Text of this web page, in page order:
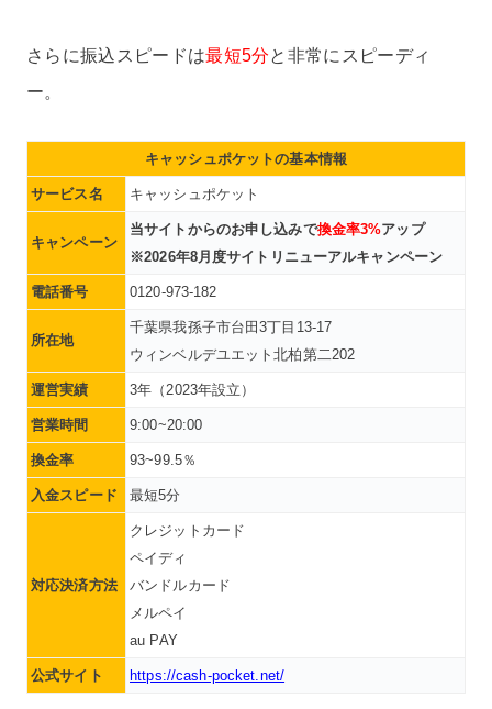
さらに振込スピードは最短5分と非常にスピーディ
ー。
キャッシュポケットの基本情報
サービス名 キャッシュポケット
キャンペーン
当サイトからのお申し込みで換金率3%アップ
※2026年8月度サイトリニューアルキャンペーン
電話番号 0120-973-182
所在地
千葉県我孫子市台田3丁目13-17
ウィンベルデユエット北柏第二202
運営実績 3年（2023年設立）
営業時間 9:00~20:00
換金率 93~99.5％
入金スピード 最短5分
対応決済方法
クレジットカード
ペイディ
バンドルカード
メルペイ
au PAY
公式サイト https://cash-pocket.net/